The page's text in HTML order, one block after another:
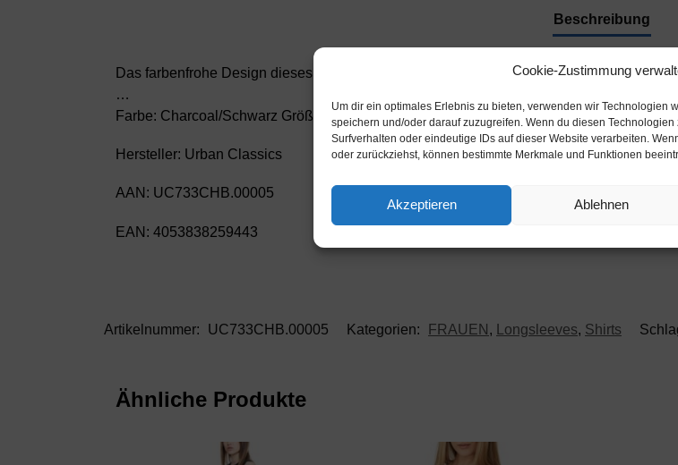
Cookie-Zustimmung
Um dir ein optimales Erlebnis zu bieten, verwenden wir Technologien
speichern und/oder darauf zuzugreifen. Wenn du diesen
Surfverhalten oder eindeutige IDs auf dieser Website verarbeiten.
oder zurückziehst, können bestimmte Merkmale und Funktionen
Akzeptieren Ablehnen
Beschreibung
Das farbenfrohe Design dieses bequemen Shirts mit 3/4-Ärmeln wirkt sportlich chic
…
Farbe: Charcoal/Schwarz Größe: XL
Hersteller: Urban Classics
AAN: UC733CHB.00005
EAN: 4053838259443
Artikelnummer: UC733CHB.00005 Kategorien: FRAUEN , Longsleeves, Shirts
Ähnliche Produkte